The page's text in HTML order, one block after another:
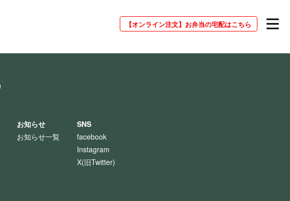
【オンライン注文】 お弁当の宅配はこちら
お知らせ
お知らせ一覧
SNS
facebook
Instagram
X(旧Twitter)